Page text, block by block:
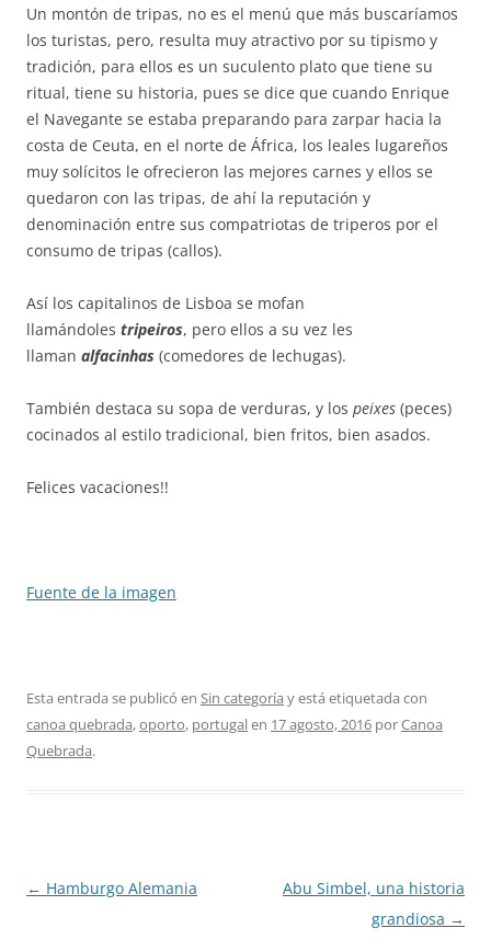
Un montón de tripas, no es el menú que más buscaríamos
los turistas, pero, resulta muy atractivo por su tipismo y
tradición, para ellos es un suculento plato que tiene su
ritual, tiene su historia, pues se dice que cuando Enrique
el Navegante se estaba preparando para zarpar hacia la
costa de Ceuta, en el norte de África, los leales lugareños
muy solícitos le ofrecieron las mejores carnes y ellos se
quedaron con las tripas, de ahí la reputación y
denominación entre sus compatriotas de triperos por el
consumo de tripas (callos).
Así los capitalinos de Lisboa se mofan
llamándoles tripeiros, pero ellos a su vez les
llaman alfacinhas (comedores de lechugas).
También destaca su sopa de verduras, y los peixes (peces)
cocinados al estilo tradicional, bien fritos, bien asados.
Felices vacaciones!!
Fuente de la imagen
Esta entrada se publicó en Sin categoría y está etiquetada con
canoa quebrada,oporto, portugalen 17 agosto, 2016 porCanoa
Quebrada.
Navegación
← Hamburgo Alemania
Abu Simbel, una historia
grandiosa →